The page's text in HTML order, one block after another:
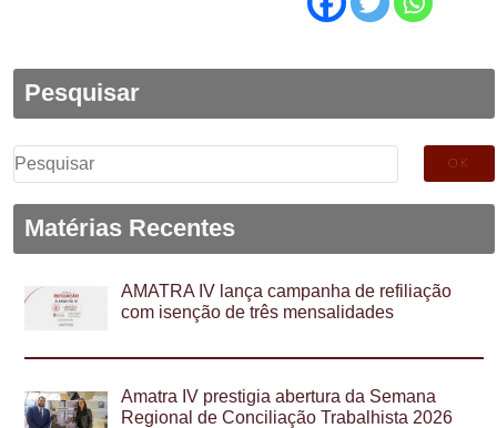
Pesquisar
Pesquisar
por:
Matérias Recentes
AMATRA IV lança campanha de refiliação
com isenção de três mensalidades
Amatra IV prestigia abertura da Semana
Regional de Conciliação Trabalhista 2026